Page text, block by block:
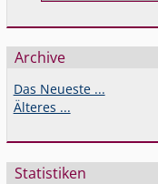
Archive
Das Neueste ...
Älteres ...
Statistiken